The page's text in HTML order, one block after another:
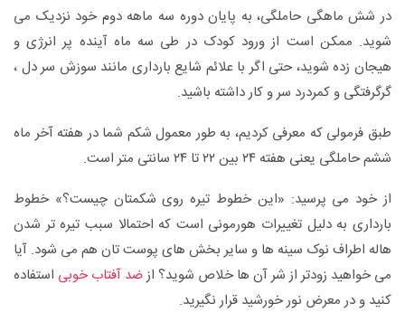
در شش ماهگی حاملگی، به پایان دوره سه ماهه دوم خود نزدیک می
شوید. ممکن است از ورود کودک در طی سه ماه آینده پر انرژی و
هیجان زده شوید، حتی اگر با علائم شایع بارداری مانند سوزش سر دل ،
گرگرفتگی و کمردرد سر و کار داشته باشید.
طبق فرمولی که معرفی کردیم، به طور معمول شکم شما در هفته آخر ماه
ششم حاملگی یعنی هفته ۲۴ بین ۲۲ تا ۲۴ سانتی متر است.
از خود می پرسید: «این خطوط تیره روی شکمتان چیست؟» خطوط
بارداری به دلیل تغییرات هورمونی است که احتمالا سبب تیره تر شدن
هاله اطراف نوک سینه ها و سایر بخش های پوست تان هم می شود. آیا
می خواهید زودتر از شر آن ها خلاص شوید؟ ازضد آفتاب خوبی استفاده
کنید و در معرض نور خورشید قرار نگیرید.